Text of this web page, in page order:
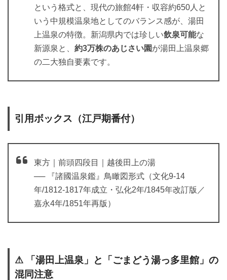
という格式と、現代の旅館4軒・収容約650人と
いう中規模温泉地としてのバランス感が、湯田
上温泉の特徴。新潟県内では珍しい飲泉可能な
新源泉と、 約3万株のあじさい園が湯田上温泉郷
の二大独自要素です。
引用ボックス（江戸期番付）
東方｜前頭四段目｜越後田上の湯
── 『諸國温泉鑑』鳥瞰図形式（文化9-14
年/1812-1817年成立・弘化2年/1845年改訂版／
嘉永4年/1851年再版）
⚠ 「湯田上温泉」と「ごまどう湯っ多里館」の
混同注意